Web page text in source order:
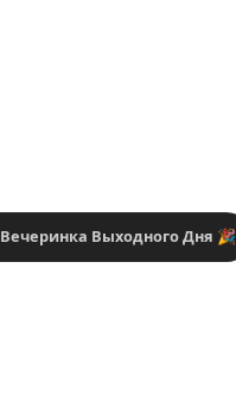
Вечеринка Выходного Дня 🎉